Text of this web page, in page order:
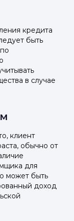
кредита
быть
в случае
клиент
обычно от
для
может быть
доход